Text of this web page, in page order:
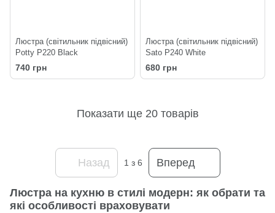
Люстра (світильник підвісний)
Potty P220 Black
740 грн
Люстра (світильник підвісний)
Sato P240 White
680 грн
Показати ще 20 товарів
Назад 1 з 6 Вперед
Люстра на кухню в стилі модерн: як обрати та
які особливості враховувати